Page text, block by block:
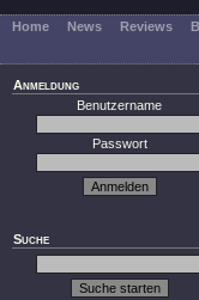
Home News Reviews
Anmeldung
Benutzername
Passwort
Suche